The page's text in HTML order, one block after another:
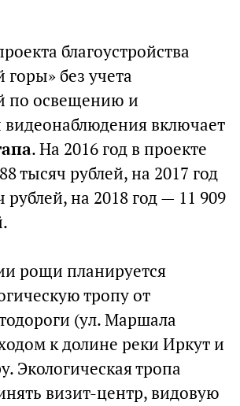
благоустройства
без учета
по освещению и
видеонаблюдения включает
. На 2016 год в проекте
тысяч рублей, на 2017 год
рублей, на 2018 год — 11 909
рощи планируется
тропу от
(ул. Маршала
к долине реки Иркут и
Экологическая тропа
визит-центр, видовую